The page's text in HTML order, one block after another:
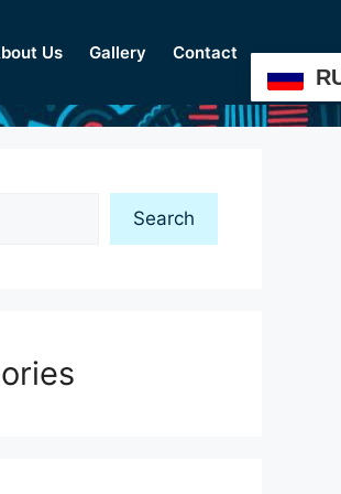
Us Gallery Contact
Search